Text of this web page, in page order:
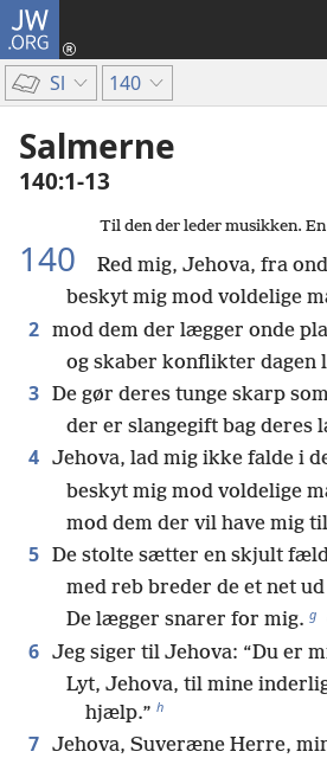
JW.ORG
Sl 140
Salmerne
140:1-13
Til den der leder musikken. En
140
Red mig, Jehova, fra
beskyt mig mod voldelige
2 mod dem der lægger onde
og skaber konflikter dagen
3 De gør deres tunge skarp
der er slangegift bag deres
4 Jehova, lad mig ikke falde i
beskyt mig mod voldelige
mod dem der vil have mig
5 De stolte sætter en skjult
med reb breder de et net
De lægger snarer for mig. g
6 Jeg siger til Jehova: “Du er
Lyt, Jehova, til mine
hjælp.” h
7 Jehova, Suveræne Herre,